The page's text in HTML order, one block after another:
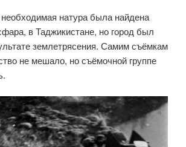
натура была найдена
в Таджикистане, но город был
землетрясения. Самим съёмкам
не мешало, но съёмочной группе